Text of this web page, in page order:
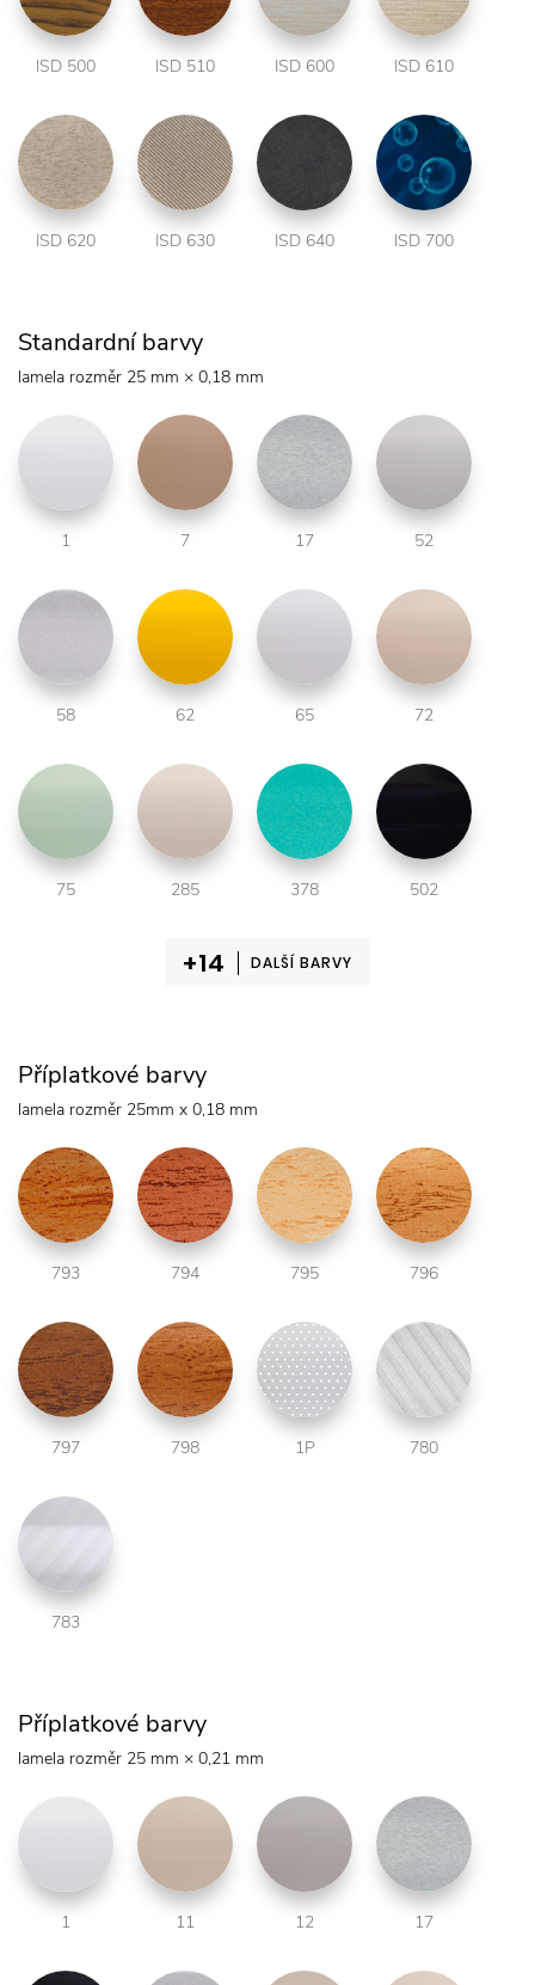
ISD 500 ISD 510 ISD 600 ISD 610
ISD 620 ISD 630 ISD 640 ISD 700
Standardní barvy
lamela rozměr 25 mm × 0,18 mm
1 7 17 52
58 62 65 72
75 285 378 502
DALŠÍ BARVY
Příplatkové barvy
lamela rozměr 25mm x 0,18 mm
793 794 795 796
797 798 1P 780
783
Příplatkové barvy
lamela rozměr 25 mm × 0,21 mm
1 11 12 17